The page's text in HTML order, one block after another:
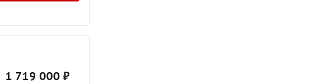
1 719 000 ₽